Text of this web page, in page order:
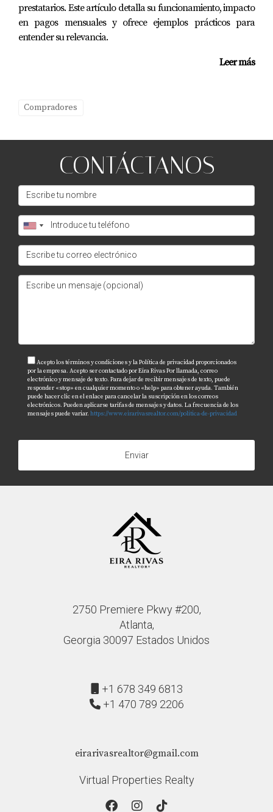
prestatarios. Este artículo detalla su funcionamiento, impacto
en pagos mensuales y ofrece ejemplos prácticos para
entender su relevancia.
Leer más
Compradores
CONTÁCTANOS
Acepto los términos y condiciones y la Política de privacidad proporcionados
por la empresa. Acepto ser contactado por Eira Rivas Por llamada, correo
electrónico y mensaje de texto. Para dejar de recibir mensajes de texto, puede
responder «stop» en cualquier momento o «help» para obtener ayuda. También
puede hacer clic en el enlace para cancelar la suscripción en los correos
electrónicos. Pueden aplicarse tarifas de mensajes y datos. La frecuencia de los
mensajes puede variar. https://www.eirarivasrealtor.com/politica-de-privacidad
Enviar
2750 Premiere Pkwy #200,
Atlanta,
Georgia 30097 Estados Unidos
+1 678 349 6813
+1 470 789 2206
eirarivasrealtor@gmail.com
Virtual Properties Realty